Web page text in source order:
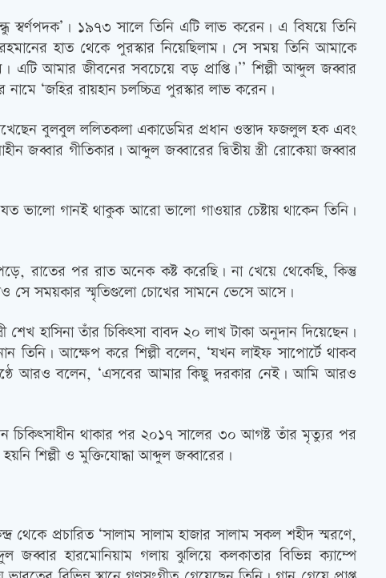
১৯৭৩ সালে তিনি এটি লাভ করেন। এ বিষয়ে তিনি
হাত থেকে পুরস্কার নিয়েছিলাম। সে সময় তিনি আমাকে
আমার জীবনের সবচেয়ে বড় প্রাপ্তি।’’ শিল্পী আব্দুল জব্বার
‘জহির রায়হান চলচ্চিত্র পুরস্কার লাভ করেন।
বুলবুল ললিতকলা একাডেমির প্রধান ওস্তাদ ফজলুল হক এবং
জব্বার গীতিকার। আব্দুল জব্বারের দ্বিতীয় স্ত্রী রোকেয়া জব্বার
ভালো গানই থাকুক আরো ভালো গাওয়ার চেষ্টায় থাকেন তিনি।
রাতের পর রাত অনেক কষ্ট করেছি। না খেয়ে থেকেছি, কিন্তু
সে সময়কার স্মৃতিগুলো চোখের সামনে ভেসে আসে।
শেখ হাসিনা তাঁর চিকিৎসা বাবদ ২০ লাখ টাকা অনুদান দিয়েছেন।
তিনি। আক্ষেপ করে শিল্পী বলেন, ‘যখন লাইফ সাপোর্টে থাকব
কণ্ঠে আরও বলেন, ‘এসবের আমার কিছু দরকার নেই। আমি আরও
চিকিৎসাধীন থাকার পর ২০১৭ সালের ৩০ আগষ্ট তাঁর মৃত্যুর পর
শিল্পী ও মুক্তিযোদ্ধা আব্দুল জব্বারের।
থেকে প্রচারিত ‘সালাম সালাম হাজার সালাম সকল শহীদ স্মরণে,
হারমোনিয়াম গলায় ঝুলিয়ে কলকাতার বিভিন্ন ক্যাম্পে